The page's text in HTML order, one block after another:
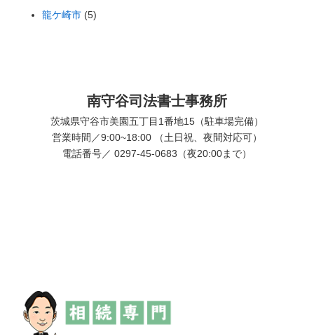
龍ケ崎市 (5)
南守谷司法書士事務所
茨城県守谷市美園五丁目1番地15（駐車場完備）
営業時間／9:00~18:00 （土日祝、夜間対応可）
電話番号／ 0297-45-0683（夜20:00まで）